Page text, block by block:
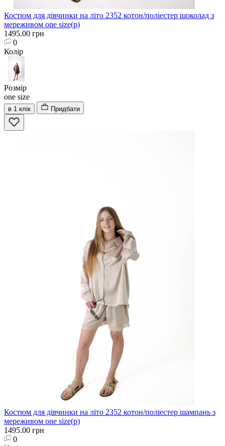
Костюм для дівчинки на літо 2352 котон/поліестер шоколад з
мереживом one size(р)
1495.00 грн
0
Колір
Розмір
one size
в 1 клік Придбати
Костюм для дівчинки на літо 2352 котон/поліестер шампань з
мереживом one size(р)
1495.00 грн
0